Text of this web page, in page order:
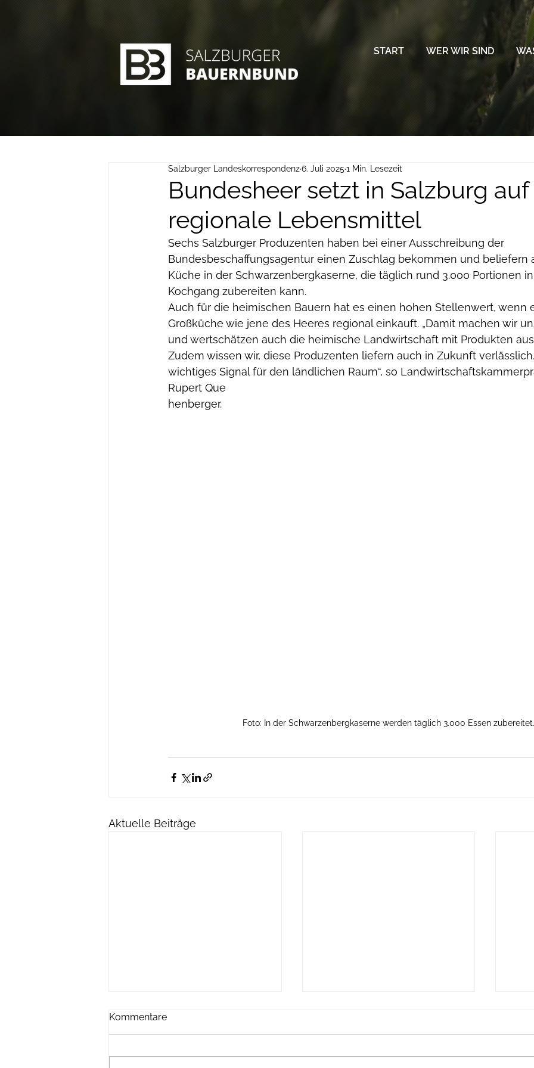
START WER WIR SIND
Bundesheer setzt in Salzburg auf
regionale Lebensmittel
Salzburger Landeskorrespondenz6. Juli 2025 1 Min. Lesezeit
Sechs Salzburger Produzenten haben bei einer Ausschreibung der
Bundesbeschaffungsagentur einen Zuschlag bekommen und beliefern
Küche in der Schwarzenbergkaserne, die täglich rund 3.000 Portionen
Kochgang zubereiten kann.
Auch für die heimischen Bauern hat es einen hohen Stellenwert, wenn
Großküche wie jene des Heeres regional einkauft. „Damit machen wir
und wertschätzen auch die heimische Landwirtschaft mit Produkten
Zudem wissen wir, diese Produzenten liefern auch in Zukunft
wichtiges Signal für den ländlichen Raum“, so
Rupert Que
henberger.
Foto: In der Schwarzenbergkaserne werden täglich 3.000 Essen zubereitet.
Aktuelle Beiträge
Kommentare